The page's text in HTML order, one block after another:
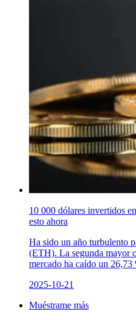
10 000 dólares invertidos
esto ahora
Ha sido un año turbulento
(ETH). La segunda mayor
mercado ha caído un
2025-10-21
Muéstrame más